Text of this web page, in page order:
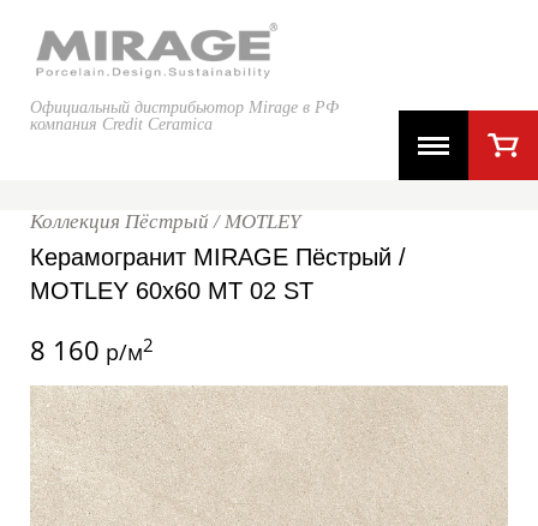
Официальный дистрибьютор Mirage в РФ
компания Credit Ceramica
Коллекция Пёстрый / MOTLEY
Керамогранит MIRAGE Пёстрый /
MOTLEY 60x60 MT 02 ST
8 160 р/м2